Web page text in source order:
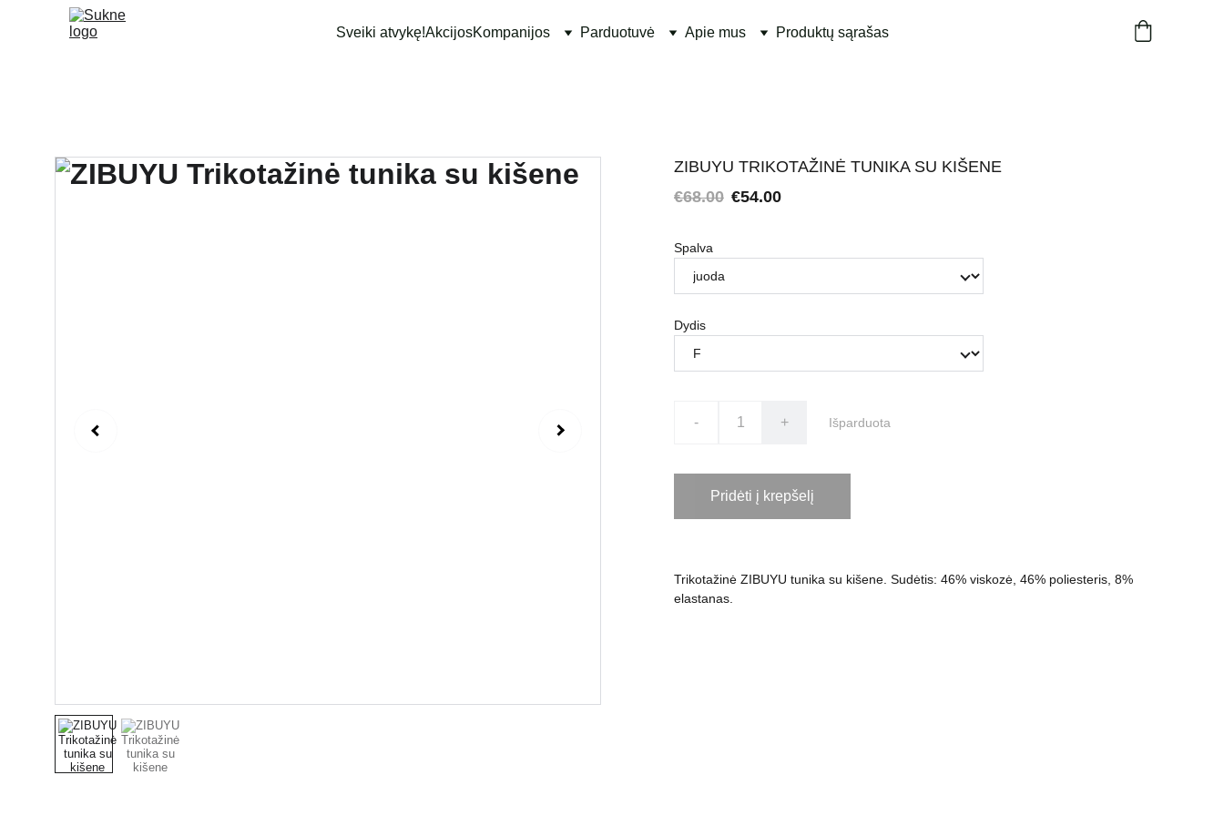
Sveiki atvykę!AkcijosKompanijos Parduotuvė Apie mus Produktų sąrašas
ZIBUYU TRIKOTAŽINĖ TUNIKA SU KIŠENE
€68.00 €54.00
Spalva
Dydis
- + Išparduota
Pridėti į krepšelį
Trikotažinė ZIBUYU tunika su kišene. Sudėtis: 46% viskozė, 46% poliesteris, 8%
elastanas.